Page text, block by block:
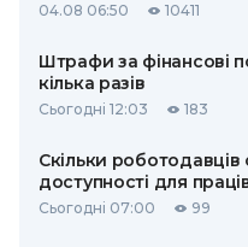
04.08 06:50 10411
Штрафи за фінансові
кілька разів
Сьогодні 12:03 183
Скільки
доступності для
Сьогодні 07:00 99